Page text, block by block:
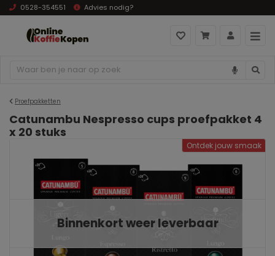
0528-354551 Advies nodig?
Proefpakketten
Catunambu Nespresso cups proefpakket 4
x 20 stuks
Ontdek jouw smaak
Binnenkort weer leverbaar